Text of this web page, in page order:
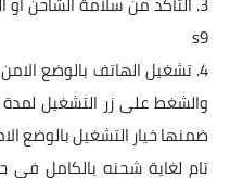
s9
تام لغاية شحنه بالكامل في